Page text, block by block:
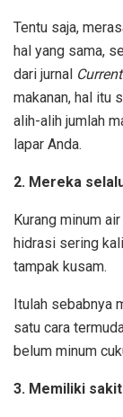
Tentu saja,
hal yang sama,
dari jurnal
makanan, hal itu
alih-alih jumlah
lapar Anda.
2. Mereka
Kurang minum
hidrasi sering
tampak kusam.
Itulah sebabnya
satu cara
belum minum
3. Memiliki